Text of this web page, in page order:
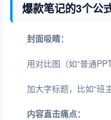
爆款笔记的3个公式
封面吸睛：
用对比图（如“普通
加大字标题，比如“班
内容直击痛点：